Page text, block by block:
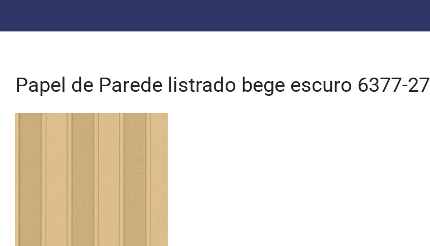
Papel de Parede listrado bege escuro 6377-27